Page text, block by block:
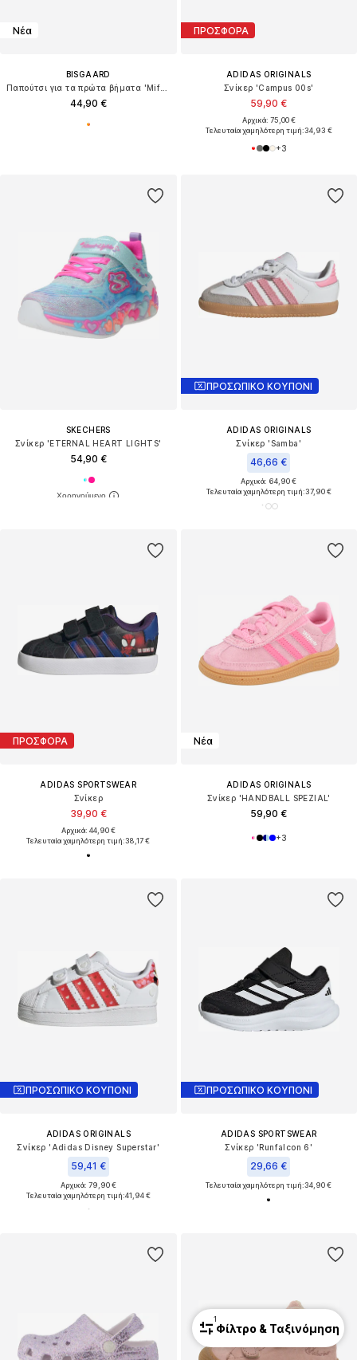
Νέα
BISGAARD
44,90 €
ΠΡΟΣΦΟΡΑ
ADIDAS ORIGINALS
Σνίκερ 'Campus 00s'
59,90 €
Αρχικά: 75,00 €
Τελευταία χαμηλότερη τιμή:34,93 €
+3
SKECHERS
Σνίκερ 'ETERNAL HEART LIGHTS'
54,90 €
ΠΡΟΣΩΠΙΚΟ ΚΟΥΠΟΝΙ
ADIDAS ORIGINALS
Σνίκερ 'Samba'
46,66 €
Αρχικά: 64,90 €
Τελευταία χαμηλότερη τιμή:37,90 €
ΠΡΟΣΦΟΡΑ
ADIDAS SPORTSWEAR
Σνίκερ
39,90 €
Αρχικά: 44,90 €
Τελευταία χαμηλότερη τιμή:38,17 €
Νέα
ADIDAS ORIGINALS
Σνίκερ 'HANDBALL SPEZIAL'
59,90 €
+3
ΠΡΟΣΩΠΙΚΟ ΚΟΥΠΟΝΙ
ADIDAS ORIGINALS
Σνίκερ 'Adidas Disney Superstar'
59,41 €
Αρχικά: 79,90 €
Τελευταία χαμηλότερη τιμή:41,94 €
ΠΡΟΣΩΠΙΚΟ ΚΟΥΠΟΝΙ
ADIDAS SPORTSWEAR
Σνίκερ 'Runfalcon 6'
29,66 €
Τελευταία χαμηλότερη τιμή:34,90 €
1
Φίλτρο & Ταξινόμηση